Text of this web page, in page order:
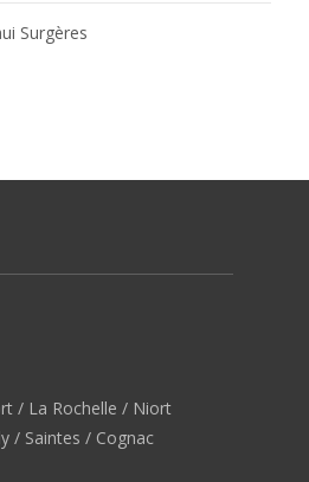
Surgères
/ La Rochelle / Niort
/ Saintes / Cognac